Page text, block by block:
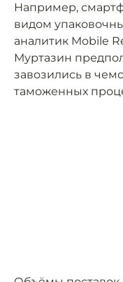
Например,
видом
аналитик Mobile
Муртазин
завозились в
таможенных